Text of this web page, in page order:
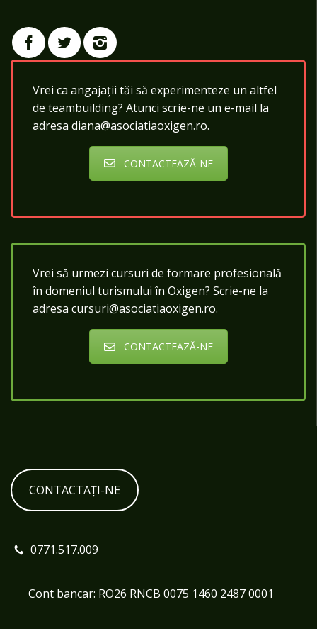
Vrei ca angajații tăi să experimenteze un altfel
de teambuilding? Atunci scrie-ne un e-mail la
adresa diana@asociatiaoxigen.ro.
CONTACTEAZĂ-NE
Vrei să urmezi cursuri de formare profesională
în domeniul turismului în Oxigen? Scrie-ne la
adresa cursuri@asociatiaoxigen.ro.
CONTACTEAZĂ-NE
CONTACTAȚI-NE
0771.517.009
Cont bancar: RO26 RNCB 0075 1460 2487 0001